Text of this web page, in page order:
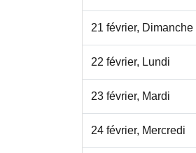
21 février, Dimanche
22 février, Lundi
23 février, Mardi
24 février, Mercredi